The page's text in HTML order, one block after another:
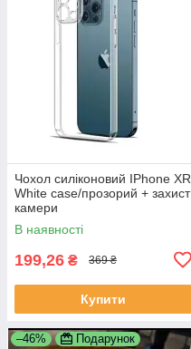
Чохол силіконовий IPhone XR
White case/прозорий + захист
камери
В наявності
199,26 ₴ 369 ₴
Купити
–46% Подарунок